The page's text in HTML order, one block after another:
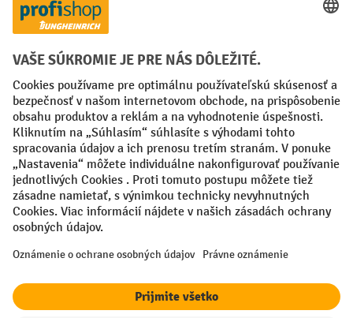
Creditcard (Master)Creditcard (Visa)
Faktúra Predplatba
Sociálne siete
Facebook
YouTube
LinkedIn
Nastavenia ochrany osobných údajov
All prices excl. VAT plusshipping costsand possible delivery charges,
¹ Zľava platí do vypredania zásob. Zľava sa nevzťahuje na špeciálne